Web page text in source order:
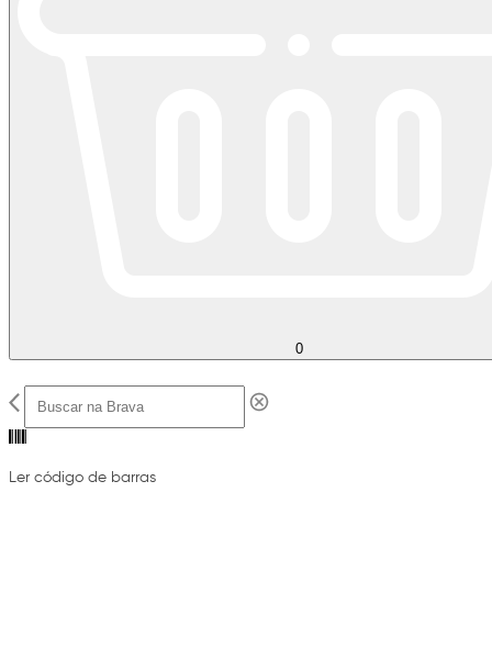
0
Ler código de barras